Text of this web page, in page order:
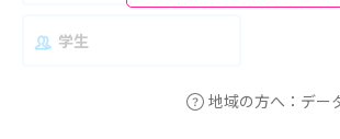
学生
地域の方へ：デー